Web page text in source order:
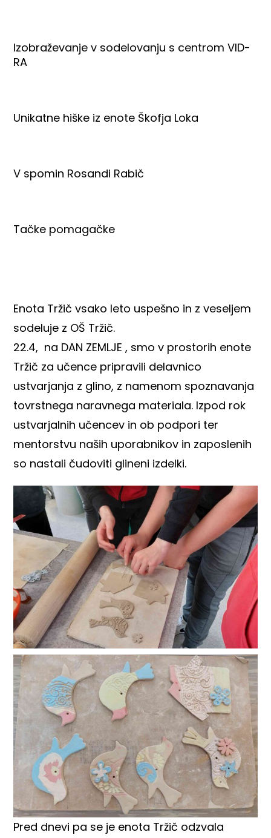
Izobraževanje v sodelovanju s centrom VID-
RA
Unikatne hiške iz enote Škofja Loka
V spomin Rosandi Rabič
Tačke pomagačke
Enota Tržič vsako leto uspešno in z veseljem
sodeluje z OŠ Tržič.
22.4, na DAN ZEMLJE , smo v prostorih enote
Tržič za učence pripravili delavnico
ustvarjanja z glino, z namenom spoznavanja
tovrstnega naravnega materiala. Izpod rok
ustvarjalnih učencev in ob podpori ter
mentorstvu naših uporabnikov in zaposlenih
so nastali čudoviti glineni izdelki.
Pred dnevi pa se je enota Tržič odzvala